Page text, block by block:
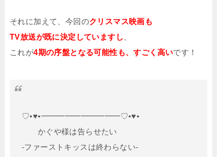
それに加えて、今回のクリスマス映画も
TV放送が既に決定していますし
これが4期の序盤となる可能性も、すごく高いです！
♡•♥︎•━━━━━━━━━━♡•♥︎•
かぐや様は告らせたい
-ファーストキッスは終わらない-